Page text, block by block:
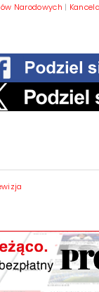
Narodowych |